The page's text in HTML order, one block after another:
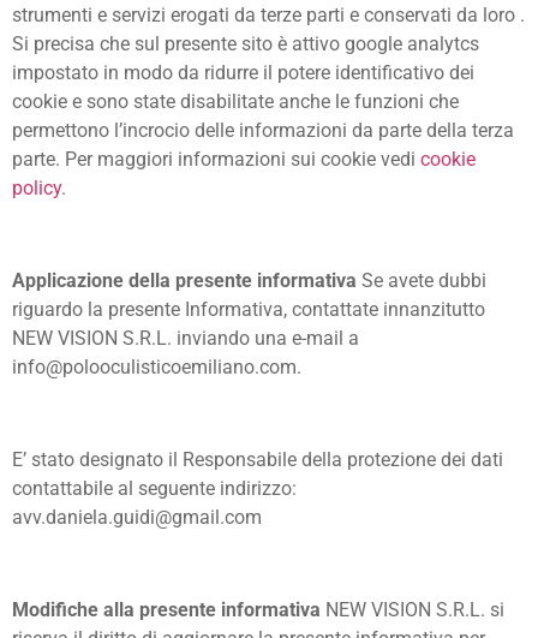
strumenti e servizi erogati da terze parti e conservati da loro .
Si precisa che sul presente sito è attivo google analytcs
impostato in modo da ridurre il potere identificativo dei
cookie e sono state disabilitate anche le funzioni che
permettono l’incrocio delle informazioni da parte della terza
parte. Per maggiori informazioni sui cookie vedi cookie
policy.
Applicazione della presente informativa Se avete dubbi
riguardo la presente Informativa, contattate innanzitutto
NEW VISION S.R.L. inviando una e-mail a
info@polooculisticoemiliano.com.
E’ stato designato il Responsabile della protezione dei dati
contattabile al seguente indirizzo:
avv.daniela.guidi@gmail.com
Modifiche alla presente informativa NEW VISION S.R.L. si